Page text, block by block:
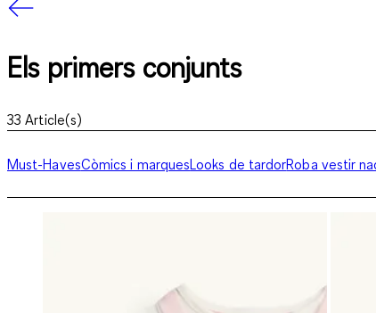
Els primers conjunts
33 Article(s)
Must-HavesCòmics i marquesLooks de tardorRoba vestir